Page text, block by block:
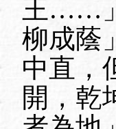
王……
柳成蔭
中直，
開，乾